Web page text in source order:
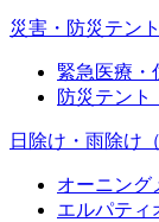
災害・防災テント
緊急医療・
防災テント
日除け・雨除け
オーニング
エルパティ